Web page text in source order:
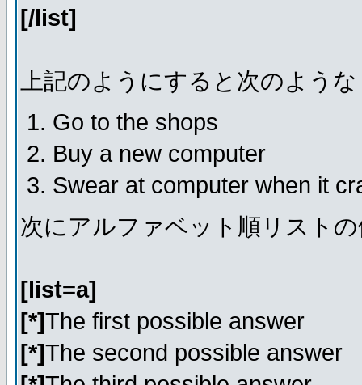
[/list]
上記のようにすると次のよう
Go to the shops
Buy a new computer
Swear at computer when it
次にアルファベット順リスト
[list=a]
[*]The first possible answer
[*]The second possible answer